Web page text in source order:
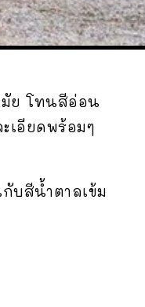
ย โทนสีอ่อน
เอียดพร้อมๆ
บสีน้ำตาลเข้ม